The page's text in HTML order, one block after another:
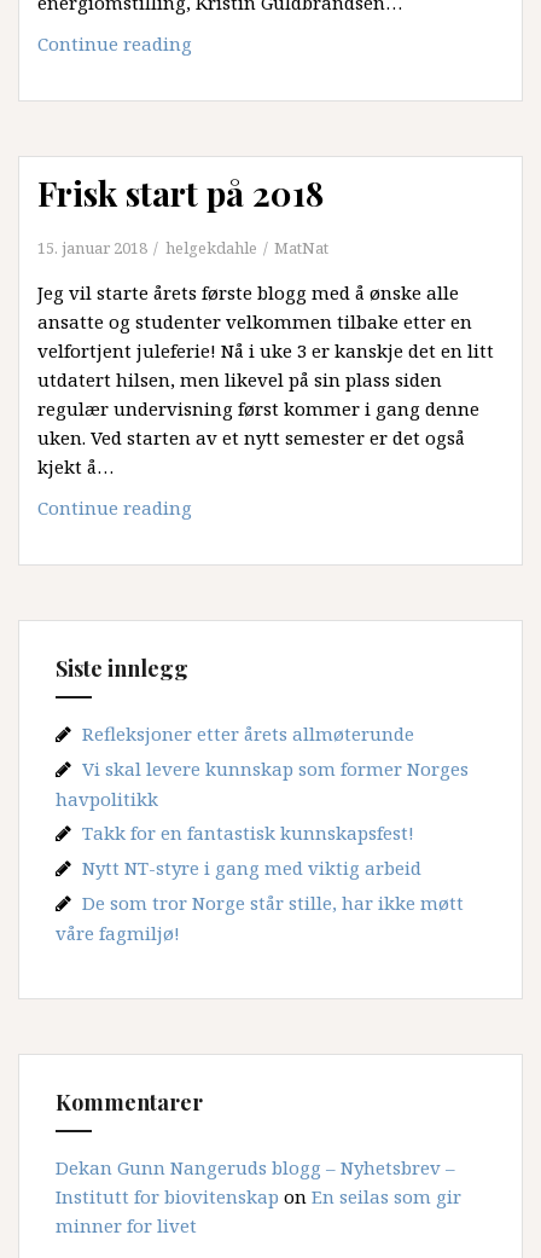
Continue reading
løft
satsingene
Frisk start på 2018
15. januar 2018 helgekdahle MatNat
Jeg vil starte årets første blogg med å ønske alle
ansatte og studenter velkommen tilbake etter en
velfortjent juleferie! Nå i uke 3 er kanskje det en litt
utdatert hilsen, men likevel på sin plass siden
regulær undervisning først kommer i gang denne
uken. Ved starten av et nytt semester er det også
kjekt å…
Continue reading
på
Siste innlegg
Refleksjoner etter årets allmøterunde
Vi skal levere kunnskap som former Norges
havpolitikk
Takk for en fantastisk kunnskapsfest!
Nytt NT-styre i gang med viktig arbeid
De som tror Norge står stille, har ikke møtt
våre fagmiljø!
Kommentarer
Dekan Gunn Nangeruds blogg – Nyhetsbrev –
Institutt for biovitenskap on En seilas som gir
minner for livet